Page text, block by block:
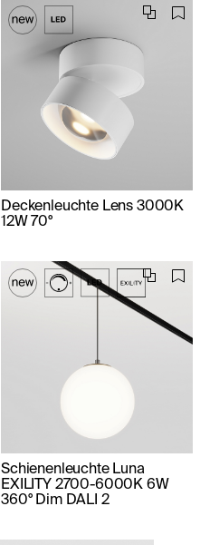
Deckenleuchte Lens 3000K
12W 70°
Schienenleuchte Luna
EXILITY 2700-6000K 6W
360° Dim DALI 2